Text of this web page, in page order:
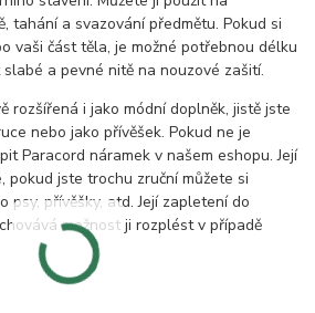
tahání a svazování předmětu. Pokud si
vaši část těla, je možné potřebnou délku
a pevné nitě na nouzové zašití.
rozšířená i jako módní doplněk, jistě jste
nebo jako přívěšek. Pokud ne je
Paracord náramek v našem eshopu. Její
pokud jste trochu zruční můžete si
psy, přívěšky, atd. Její zapletení do
možnost ji rozplést v případě